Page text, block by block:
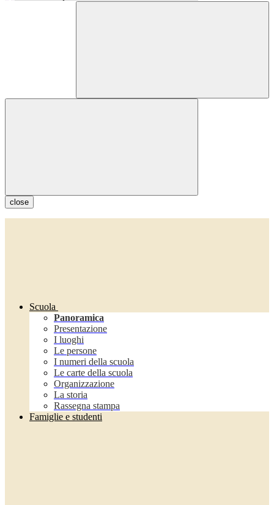
close
Scuola
Panoramica
Presentazione
I luoghi
Le persone
I numeri della scuola
Le carte della scuola
Organizzazione
La storia
Rassegna stampa
Famiglie e studenti